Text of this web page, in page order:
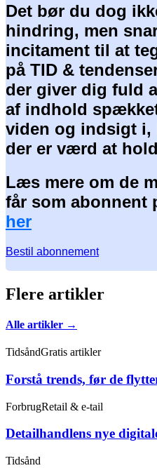
Det bør du dog
hindring, men
incitament til at
på TID &
der giver dig fuld
af indhold
viden og indsigt i,
der er værd at
Læs mere om de
får som abonnent
her
Bestil abonnement
Flere artikler
Alle artikler →
TidsåndGratis artikler
Forstå trends, før de
ForbrugRetail & e-tail
Detailhandlens nye
Tidsånd